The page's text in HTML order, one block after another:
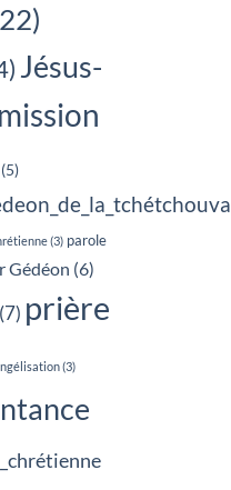
Jésus-
mission
(5)
(3) parole
Gédéon (6)
(7) prière
(3)